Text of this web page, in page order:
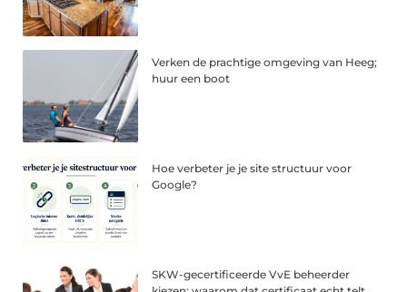
Verken de prachtige omgeving van Heeg;
huur een boot
Hoe verbeter je je site structuur voor
Google?
SKW-gecertificeerde VvE beheerder